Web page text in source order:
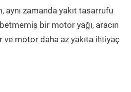
aynı zamanda yakıt tasarrufu
bir motor yağı, aracın
ve motor daha az yakıta ihtiyaç